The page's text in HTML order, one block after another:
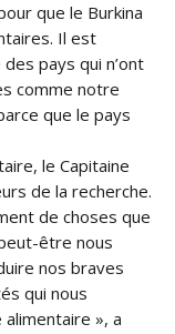
que le Burkina
Il est
pays qui n’ont
comme notre
que le pays
le Capitaine
de la recherche.
de choses que
être nous
nos braves
qui nous
», a